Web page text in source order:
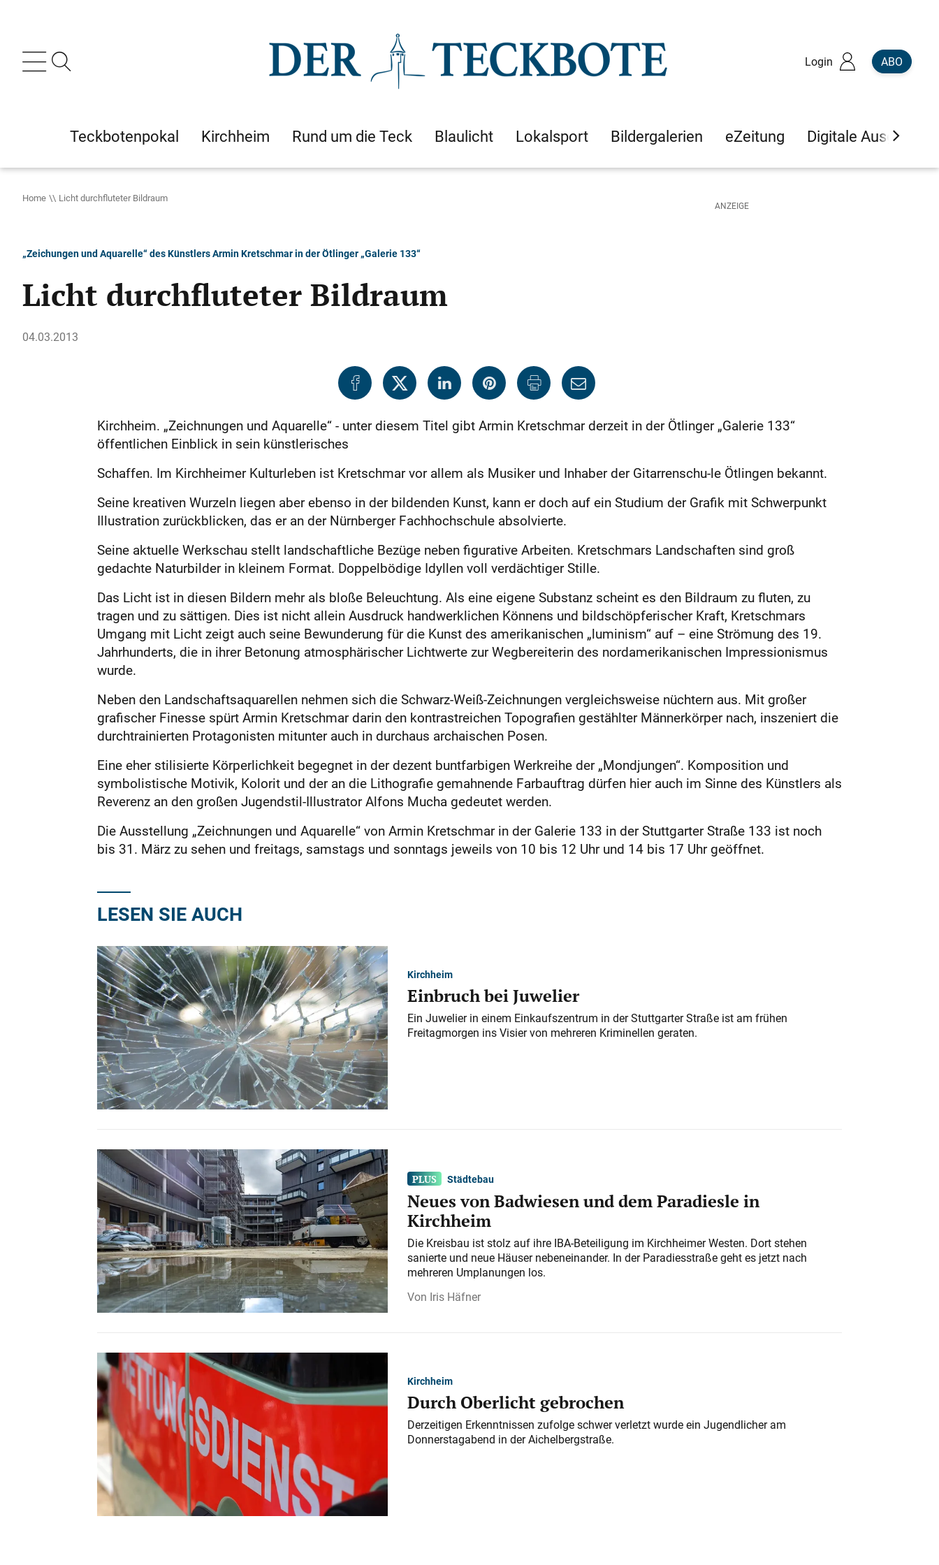
Login ABO
Teckbotenpokal Kirchheim Rund um die Teck Blaulicht Lokalsport Bildergalerien eZeitung Digitale Ausgaben
Home Licht durchfluteter Bildraum
„Zeichungen und Aquarelle“ des Künstlers Armin Kretschmar in der Ötlinger „Galerie 133“
Licht durchfluteter Bildraum
04.03.2013
Kirchheim. „Zeichnungen und Aquarelle“ - unter diesem Titel gibt Armin Kretschmar derzeit in der Ötlinger „Galerie 133“
öffentlichen Einblick in sein künstlerisches
Schaffen. Im Kirchheimer Kulturleben ist Kretschmar vor allem als Musiker und Inhaber der Gitarrenschu-le Ötlingen bekannt.
Seine kreativen Wurzeln liegen aber ebenso in der bildenden Kunst, kann er doch auf ein Studium der Grafik mit Schwerpunkt
Illustration zurückblicken, das er an der Nürnberger Fachhochschule absolvierte.
Seine aktuelle Werkschau stellt landschaftliche Bezüge neben figurative Arbeiten. Kretschmars Landschaften sind groß
gedachte Naturbilder in kleinem Format. Doppelbödige Idyllen voll verdächtiger Stille.
Das Licht ist in diesen Bildern mehr als bloße Beleuchtung. Als eine eigene Substanz scheint es den Bildraum zu fluten, zu
tragen und zu sättigen. Dies ist nicht allein Ausdruck handwerklichen Könnens und bildschöpferischer Kraft, Kretschmars
Umgang mit Licht zeigt auch seine Bewunderung für die Kunst des amerikanischen „luminism“ auf – eine Strömung des 19.
Jahrhunderts, die in ihrer Betonung atmosphärischer Lichtwerte zur Wegbereiterin des nordamerikanischen Impressionismus
wurde.
Neben den Landschaftsaquarellen nehmen sich die Schwarz-Weiß-Zeichnungen vergleichsweise nüchtern aus. Mit großer
grafischer Finesse spürt Armin Kretschmar darin den kontrastreichen Topografien gestählter Männerkörper nach, inszeniert die
durchtrainierten Protagonisten mitunter auch in durchaus archaischen Posen.
Eine eher stilisierte Körperlichkeit begegnet in der dezent buntfarbigen Werkreihe der „Mondjungen“. Komposition und
symbolistische Motivik, Kolorit und der an die Lithografie gemahnende Farbauftrag dürfen hier auch im Sinne des Künstlers als
Reverenz an den großen Jugendstil-Illustrator Alfons Mucha gedeutet werden.
Die Ausstellung „Zeichnungen und Aquarelle“ von Armin Kretschmar in der Galerie 133 in der Stuttgarter Straße 133 ist noch
bis 31. März zu sehen und freitags, samstags und sonntags jeweils von 10 bis 12 Uhr und 14 bis 17 Uhr geöffnet.
LESEN SIE AUCH
Kirchheim
Einbruch bei Juwelier
Ein Juwelier in einem Einkaufszentrum in der Stuttgarter Straße ist am frühen
Freitagmorgen ins Visier von mehreren Kriminellen geraten.
Städtebau
Neues von Badwiesen und dem Paradiesle in
Kirchheim
Die Kreisbau ist stolz auf ihre IBA-Beteiligung im Kirchheimer Westen. Dort stehen
sanierte und neue Häuser nebeneinander. In der Paradiesstraße geht es jetzt nach
mehreren Umplanungen los.
Iris Häfner
Kirchheim
Durch Oberlicht gebrochen
Derzeitigen Erkenntnissen zufolge schwer verletzt wurde ein Jugendlicher am
Donnerstagabend in der Aichelbergstraße.